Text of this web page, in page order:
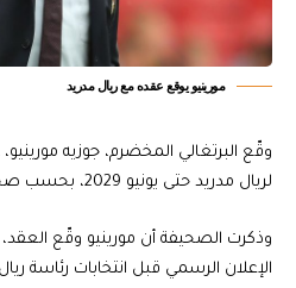
مورينيو يوقع عقده مع ريال مدريد
وقّع البرتغالي المخضرم، جوزيه
لريال مدريد حتى يونيو 2029، بحسب صحيفة (The Athletic).
وذكرت الصحيفة أن مورينيو وقّع